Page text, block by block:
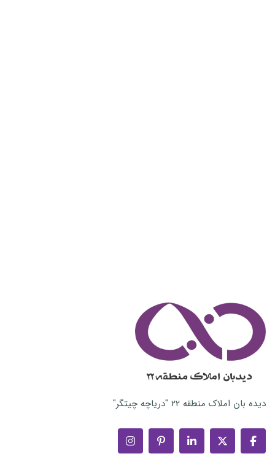
دیده بان املاک منطقه ۲۲ "دریاچه چیتگر"